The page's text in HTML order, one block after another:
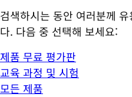
검색하시는 동안 여러분께
다. 다음 중 선택해 보세요:
제품 무료 평가판
교육 과정 및 시험
모든 제품